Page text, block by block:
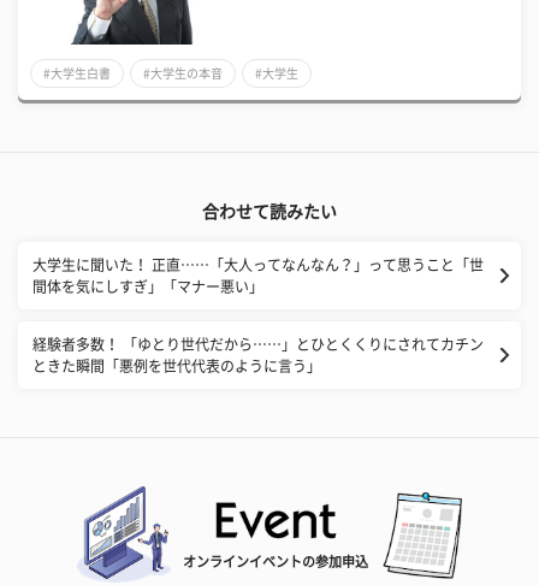
#大学生白書 #大学生の本音 #大学生
合わせて読みたい
大学生に聞いた！ 正直……「大人ってなんなん？」って思うこと「世
間体を気にしすぎ」「マナー悪い」
経験者多数！ 「ゆとり世代だから……」とひとくくりにされてカチン
ときた瞬間「悪例を世代代表のように言う」
オンラインイベントの参加申込